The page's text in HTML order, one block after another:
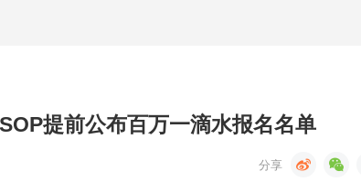
提前公布百万一滴水报名名单